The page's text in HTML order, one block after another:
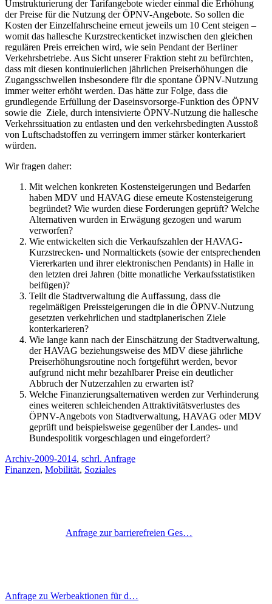
Umstrukturierung der Tarifangebote wieder einmal die Erhöhung
der Preise für die Nutzung der ÖPNV-Angebote. So sollen die
Kosten der Einzelfahrscheine erneut jeweils um 10 Cent steigen –
womit das hallesche Kurzstreckenticket inzwischen den gleichen
regulären Preis erreichen wird, wie sein Pendant der Berliner
Verkehrsbetriebe. Aus Sicht unserer Fraktion steht zu befürchten,
dass mit diesen kontinuierlichen jährlichen Preiserhöhungen die
Zugangsschwellen insbesondere für die spontane ÖPNV-Nutzung
immer weiter erhöht werden. Das hätte zur Folge, dass die
grundlegende Erfüllung der Daseinsvorsorge-Funktion des ÖPNV
sowie die Ziele, durch intensivierte ÖPNV-Nutzung die hallesche
Verkehrssituation zu entlasten und den verkehrsbedingten Ausstoß
von Luftschadstoffen zu verringern immer stärker konterkariert
würden.
Wir fragen daher:
Mit welchen konkreten Kostensteigerungen und Bedarfen
haben MDV und HAVAG diese erneute Kostensteigerung
begründet? Wie wurden diese Forderungen geprüft? Welche
Alternativen wurden in Erwägung gezogen und warum
verworfen?
Wie entwickelten sich die Verkaufszahlen der HAVAG-
Kurzstrecken- und Normaltickets (sowie der entsprechenden
Viererkarten und ihrer elektronischen Pendants) in Halle in
den letzten drei Jahren (bitte monatliche Verkaufsstatistiken
beifügen)?
Teilt die Stadtverwaltung die Auffassung, dass die
regelmäßigen Preissteigerungen die in die ÖPNV-Nutzung
gesetzten verkehrlichen und stadtplanerischen Ziele
konterkarieren?
Wie lange kann nach der Einschätzung der Stadtverwaltung,
der HAVAG beziehungsweise des MDV diese jährliche
Preiserhöhungsroutine noch fortgeführt werden, bevor
aufgrund nicht mehr bezahlbarer Preise ein deutlicher
Abbruch der Nutzerzahlen zu erwarten ist?
Welche Finanzierungsalternativen werden zur Verhinderung
eines weiteren schleichenden Attraktivitätsverlustes des
ÖPNV-Angebots von Stadtverwaltung, HAVAG oder MDV
geprüft und beispielsweise gegenüber der Landes- und
Bundespolitik vorgeschlagen und eingefordert?
Archiv-2009-2014, schrl. Anfrage
Finanzen, Mobilität, Soziales
Anfrage zur barrierefreien Ges…
Anfrage zu Werbeaktionen für d…